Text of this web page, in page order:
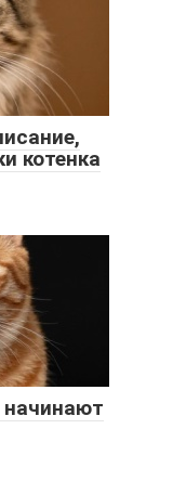
котенка
начинают